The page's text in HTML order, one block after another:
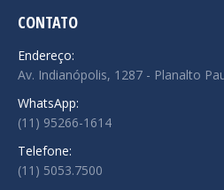
CONTATO
Endereço:
Av. Indianópolis, 1287 - Planalto
WhatsApp:
(11) 95266-1614
Telefone:
(11) 5053.7500